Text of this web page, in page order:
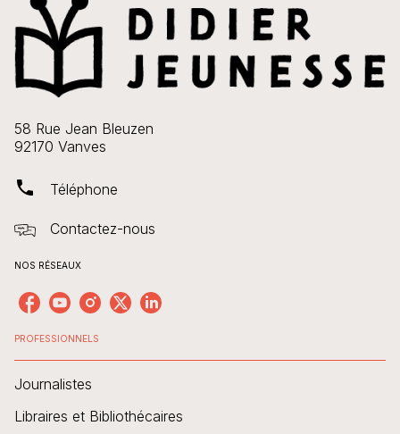
58 Rue Jean Bleuzen
92170 Vanves
phone Téléphone
Contactez-nous
NOS RÉSEAUX
PROFESSIONNELS
Journalistes
Libraires et Bibliothécaires